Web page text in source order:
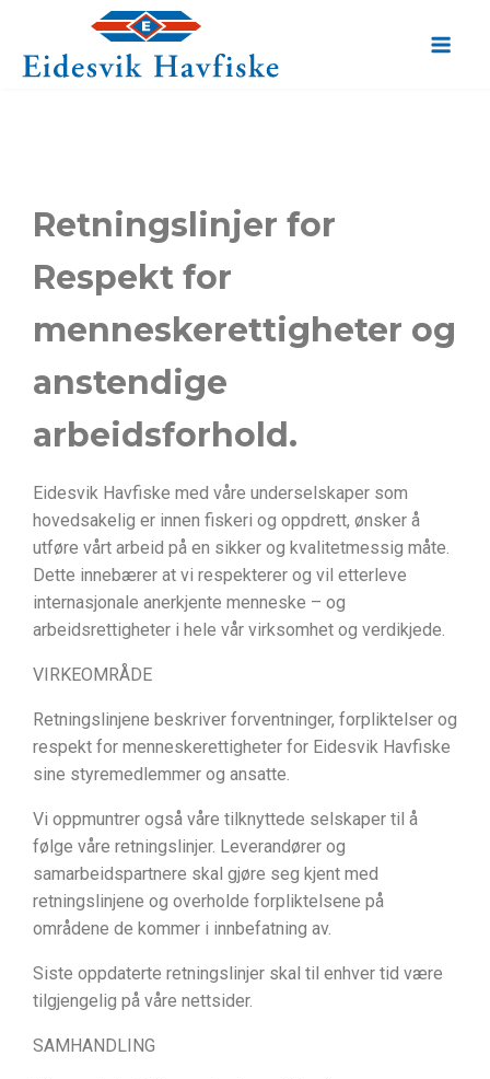
Retningslinjer for
Respekt for
menneskerettigheter og
anstendige
arbeidsforhold.
Eidesvik Havfiske med våre underselskaper som
hovedsakelig er innen fiskeri og oppdrett, ønsker å
utføre vårt arbeid på en sikker og kvalitetmessig måte.
Dette innebærer at vi respekterer og vil etterleve
internasjonale anerkjente menneske – og
arbeidsrettigheter i hele vår virksomhet og verdikjede.
VIRKEOMRÅDE
Retningslinjene beskriver forventninger, forpliktelser og
respekt for menneskerettigheter for Eidesvik Havfiske
sine styremedlemmer og ansatte.
Vi oppmuntrer også våre tilknyttede selskaper til å
følge våre retningslinjer. Leverandører og
samarbeidspartnere skal gjøre seg kjent med
retningslinjene og overholde forpliktelsene på
områdene de kommer i innbefatning av.
Siste oppdaterte retningslinjer skal til enhver tid være
tilgjengelig på våre nettsider.
SAMHANDLING